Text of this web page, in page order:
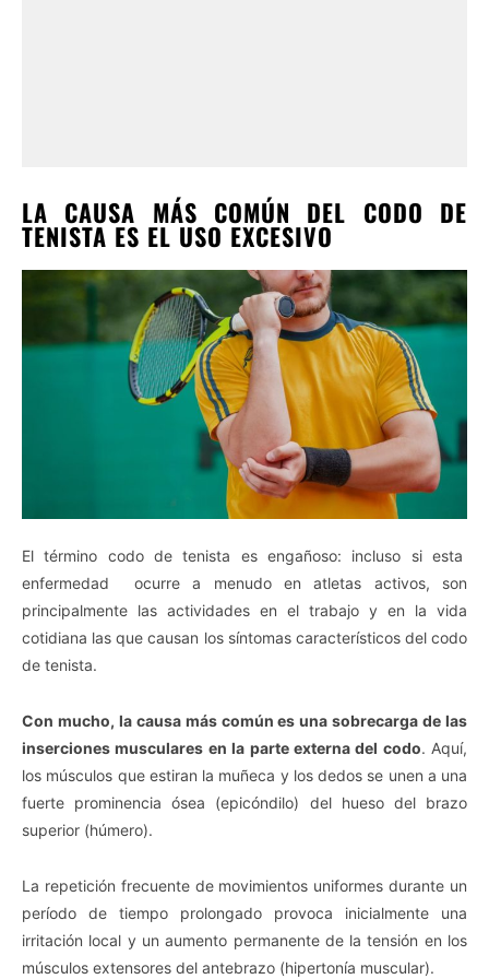
LA CAUSA MÁS COMÚN DEL CODO DE
TENISTA ES EL USO EXCESIVO
El término codo de tenista es engañoso: incluso si esta
enfermedad ocurre a menudo en atletas activos, son
principalmente las actividades en el trabajo y en la vida
cotidiana las que causan los síntomas característicos del codo
de tenista.
Con mucho, la causa más común es una sobrecarga de las
inserciones musculares en la parte externa del codo. Aquí,
los músculos que estiran la muñeca y los dedos se unen a una
fuerte prominencia ósea (epicóndilo) del hueso del brazo
superior (húmero).
La repetición frecuente de movimientos uniformes durante un
período de tiempo prolongado provoca inicialmente una
irritación local y un aumento permanente de la tensión en los
músculos extensores del antebrazo (hipertonía muscular).